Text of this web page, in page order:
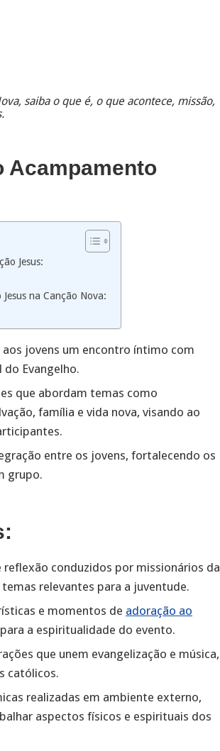
saiba o que é, o que acontece, missão,
Acampamento
Jesus:
na Canção Nova:
aos jovens um encontro íntimo com
do Evangelho.
que abordam temas como
família e vida nova, visando ao
entre os jovens, fortalecendo os
grupo.
reflexão conduzidos por missionários da
relevantes para a juventude.
e momentos de adoração ao
a espiritualidade do evento.
que unem evangelização e música,
católicos.
realizadas em ambiente externo,
aspectos físicos e espirituais dos